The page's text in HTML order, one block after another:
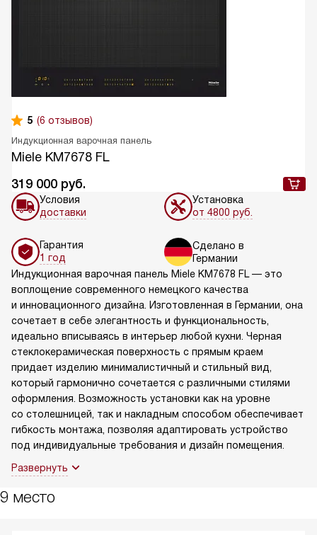
5 (6 отзывов)
Индукционная варочная панель
Miele KM7678 FL
319 000 руб.
Условия
доставки
Установка
от 4800 руб.
Гарантия
1 год
Сделано в
Германии
Индукционная варочная панель Miele KM7678 FL — это
воплощение современного немецкого качества
и инновационного дизайна. Изготовленная в Германии, она
сочетает в себе элегантность и функциональность,
идеально вписываясь в интерьер любой кухни. Черная
стеклокерамическая поверхность с прямым краем
придает изделию минималистичный и стильный вид,
который гармонично сочетается с различными стилями
оформления. Возможность установки как на уровне
со столешницей, так и накладным способом обеспечивает
гибкость монтажа, позволяя адаптировать устройство
под индивидуальные требования и дизайн помещения.
Развернуть
9 место